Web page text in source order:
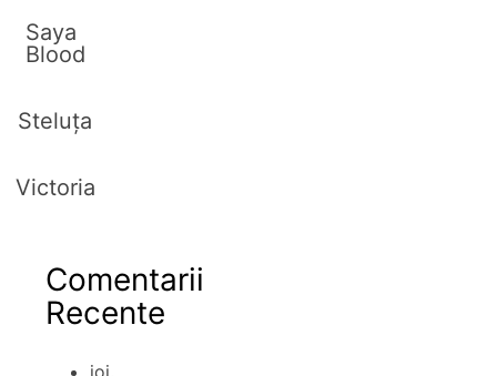
Saya
Blood
Steluța
Victoria
Comentarii
Recente